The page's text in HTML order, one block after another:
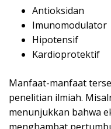
Antioksidan
Imunomodulator
Hipotensif
Kardioprotektif
Manfaat-manfaat
penelitian ilmiah.
menunjukkan bahwa